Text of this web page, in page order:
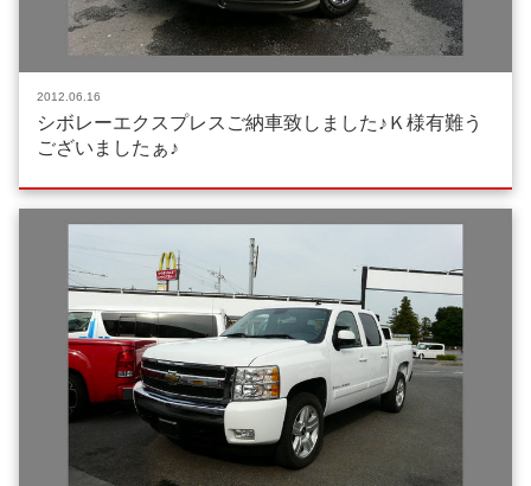
2012.06.16
シボレーエクスプレスご納車致しました♪Ｋ様有難う
ございましたぁ♪